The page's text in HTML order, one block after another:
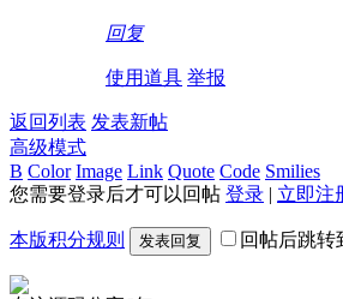
回复
使用道具 举报
返回列表 发表新帖
高级模式
B Color Image Link Quote Code Smilies
您需要登录后才可以回帖 登录 | 立即注
本版积分规则 发表回复 回帖后跳转